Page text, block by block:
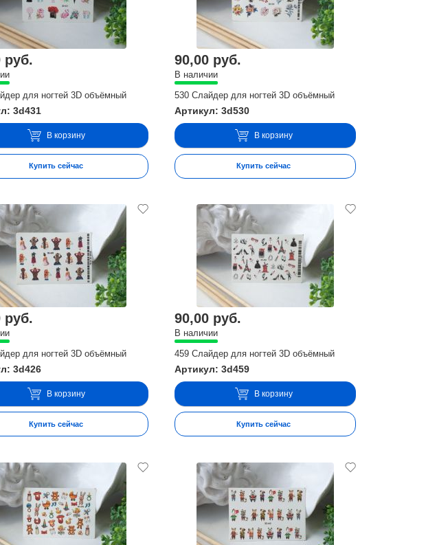
руб.
для ногтей 3D объёмный
3d431
В корзину
Купить сейчас
90,00 руб.
В наличии
530 Слайдер для ногтей 3D объёмный
Артикул: 3d530
В корзину
Купить сейчас
руб.
для ногтей 3D объёмный
3d426
В корзину
Купить сейчас
90,00 руб.
В наличии
459 Слайдер для ногтей 3D объёмный
Артикул: 3d459
В корзину
Купить сейчас